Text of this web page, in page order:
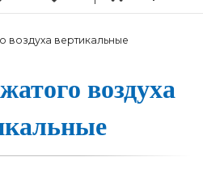
воздуха вертикальные
воз­ду­ха